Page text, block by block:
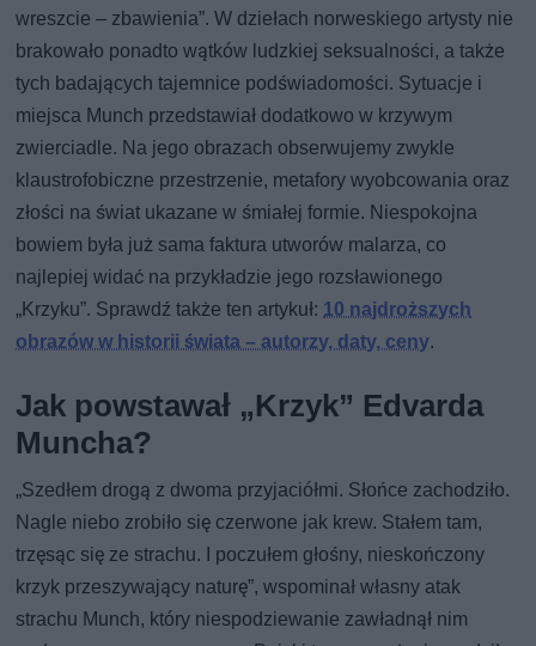
wreszcie – zbawienia”. W dziełach norweskiego artysty nie
brakowało ponadto wątków ludzkiej seksualności, a także
tych badających tajemnice podświadomości. Sytuacje i
miejsca Munch przedstawiał dodatkowo w krzywym
zwierciadle. Na jego obrazach obserwujemy zwykle
klaustrofobiczne przestrzenie, metafory wyobcowania oraz
złości na świat ukazane w śmiałej formie. Niespokojna
bowiem była już sama faktura utworów malarza, co
najlepiej widać na przykładzie jego rozsławionego
„Krzyku”. Sprawdź także ten artykuł: 10 najdroższych
obrazów w historii świata – autorzy, daty, ceny.
Jak powstawał „Krzyk” Edvarda
Muncha?
„Szedłem drogą z dwoma przyjaciółmi. Słońce zachodziło.
Nagle niebo zrobiło się czerwone jak krew. Stałem tam,
trzęsąc się ze strachu. I poczułem głośny, nieskończony
krzyk przeszywający naturę”, wspominał własny atak
strachu Munch, który niespodziewanie zawładnął nim